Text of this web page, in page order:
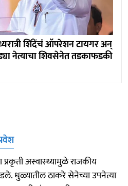
शिंदेंचं ऑपरेशन टायगर अन्
नेत्याचा शिवसेनेत तडकाफडकी
अस्वास्थ्यामुळे राजकीय
धुळ्यातील ठाकरे सेनेच्या उपनेत्या